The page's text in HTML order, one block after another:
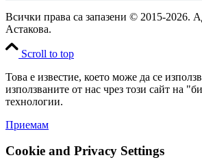
Всички права са запазени © 2015-2026.
Астакова.
Scroll to top
Това е известие, което може да се
използваните от нас чрез този сайт на
технологии.
Приемам
Cookie and Privacy Settings